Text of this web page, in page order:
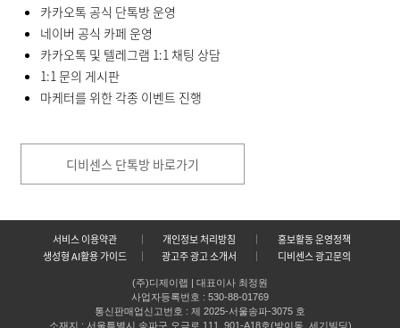
카카오톡 공식 단톡방 운영
네이버 공식 카페 운영
카카오톡 및 텔레그램 1:1 채팅 상담
1:1 문의 게시판
마케터를 위한 각종 이벤트 진행
디비센스 단톡방 바로가기
서비스 이용약관 개인정보 처리방침
홍보활동 운영정책
생성형 AI활용 가이드
광고주 광고 소개서 디비센스 광고문의
(주)디제이랩 | 대표이사 최정원
사업자등록번호 : 530-88-01769
통신판매업신고번호 : 제 2025-서울송파-3075 호
소재지 : 서울특별시 송파구 오금로 111, 901-A18호(방이동, 세기빌딩)